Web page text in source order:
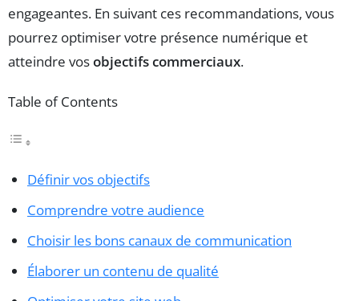
engageantes. En suivant ces recommandations, vous
pourrez optimiser votre présence numérique et
atteindre vosobjectifs commerciaux.
Table of Contents
Définir vos objectifs
Comprendre votre audience
Choisir les bons canaux de communication
Élaborer un contenu de qualité